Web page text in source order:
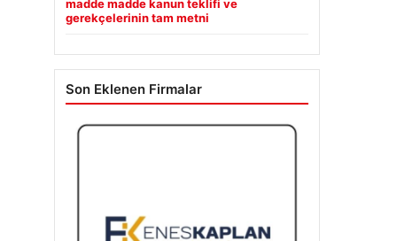
madde madde kanun teklifi ve
gerekçelerinin tam metni
Son Eklenen Firmalar